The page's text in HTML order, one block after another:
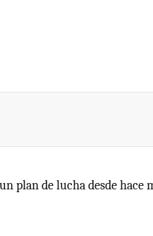
plan de lucha desde hace